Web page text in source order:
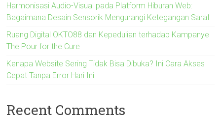
Harmonisasi Audio-Visual pada Platform Hiburan Web:
Bagaimana Desain Sensorik Mengurangi Ketegangan Saraf
Ruang Digital OKTO88 dan Kepedulian terhadap Kampanye
The Pour for the Cure
Kenapa Website Sering Tidak Bisa Dibuka? Ini Cara Akses
Cepat Tanpa Error Hari Ini
Recent Comments